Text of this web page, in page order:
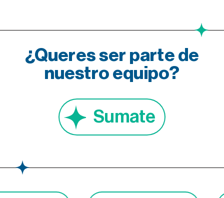
¿Queres ser parte de
nuestro equipo?
Sumate